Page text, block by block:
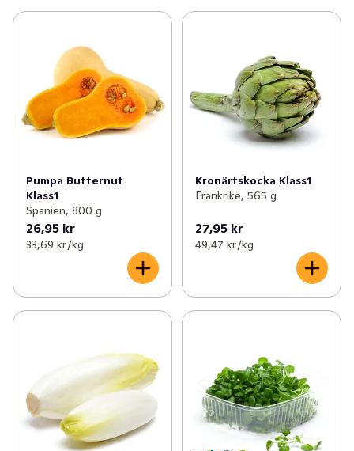
Pumpa Butternut
Klass1
Spanien, 800 g
26,95 kr
33,69 kr /kg
Kronärtskocka Klass1
Frankrike, 565 g
27,95 kr
49,47 kr /kg